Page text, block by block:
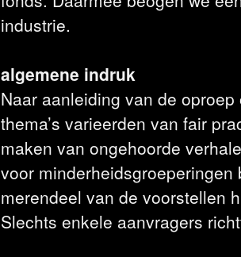
industrie.
algemene indruk
Naar aanleiding van de
thema’s varieerden van fair
maken van ongehoorde
voor
merendeel van de voorstellen
Slechts enkele aanvragers